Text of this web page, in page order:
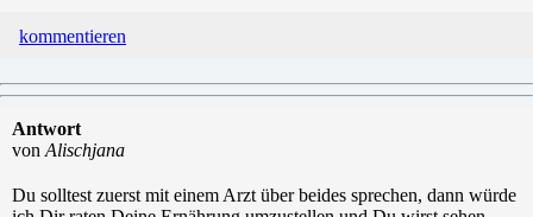
kommentieren
Antwort
von Alischjana
Du solltest zuerst mit einem Arzt über beides sprechen, dann würde